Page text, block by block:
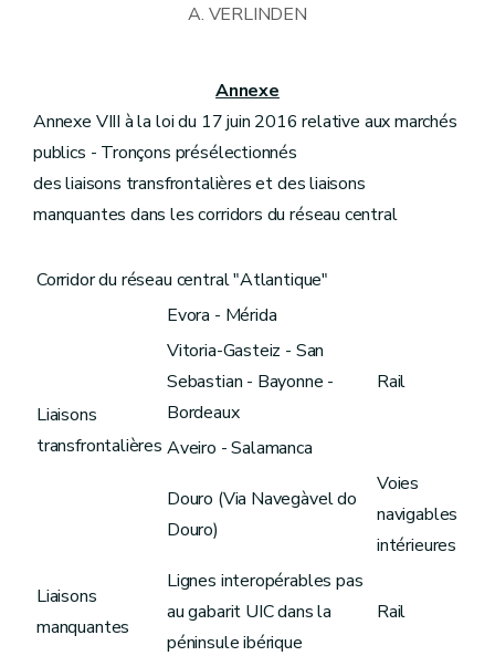
A. VERLINDEN
Annexe
Annexe VIII à la loi du 17 juin 2016 relative aux marchés
publics - Tronçons présélectionnés
des liaisons transfrontalières et des liaisons
manquantes dans les corridors du réseau central
Corridor du réseau central "Atlantique"
Liaisons
transfrontalières
Evora - Mérida
Rail
Vitoria-Gasteiz - San
Sebastian - Bayonne -
Bordeaux
Aveiro - Salamanca
Douro (Via Navegàvel do
Douro)
Voies
navigables
intérieures
Liaisons
manquantes
Lignes interopérables pas
au gabarit UIC dans la
péninsule ibérique
Rail